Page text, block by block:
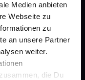
Medien anbieten
Webseite zu
zu
an unsere Partner
weiter.
die Du